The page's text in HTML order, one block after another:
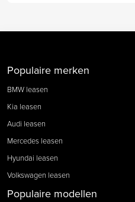
Populaire merken
BMW leasen
Kia leasen
Audi leasen
Mercedes leasen
Hyundai leasen
Volkswagen leasen
Populaire modellen